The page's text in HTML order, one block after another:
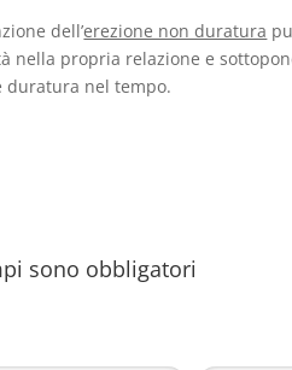
dell’erezione non duratura
nella propria relazione e
duratura nel tempo.
sono obbligatori